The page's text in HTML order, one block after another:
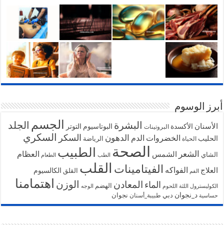
أبرز الوسوم
الأسنان الأكسدة البروتينات البشرة البوتاسيوم التوتر الجسم الجلد
الحليب الحياة الخضروات الدم الدهون الرياضة السكر السكري
الشاي الشعر الشمس الصحة الطب الطبيب الطعام
العظام
العلاج الفم الفواكه الفيتامينات القلب القلق الكالسيوم
الكوليسترول اللثة اللحوم الماء المعادن الهضم الوجه الوزن اهتمامنا
حساسية د_نجوان دبي طبيبة_أسنان نجوان